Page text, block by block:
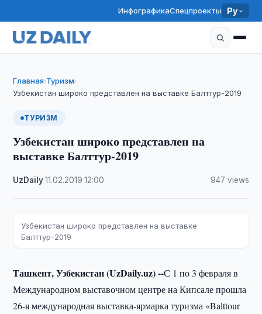
ИнфографикаСпецпроекты Ру
Главная›Туризм›
Узбекистан широко представлен на выставке Балттур-2019
ТУРИЗМ
Узбекистан широко представлен на
выставке Балттур-2019
UzDaily·11.02.2019 ·12:00 947 views
Узбекистан широко представлен на выставке
Балттур-2019
Ташкент, Узбекистан (UzDaily.uz) --С 1 по 3 февраля в
Международном выставочном центре на Кипсале прошла
26-я международная выставка-ярмарка туризма «Balttour